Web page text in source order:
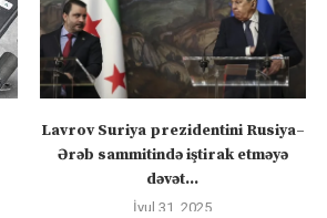
Lavrov Suriya prezidentini Rusiya–
Ərəb sammitində iştirak etməyə
dəvət...
İyul 31, 2025